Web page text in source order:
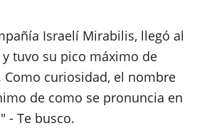
Israelí Mirabilis, llegó al
tuvo su pico máximo de
Como curiosidad, el nombre
de como se pronuncia en
- Te busco.